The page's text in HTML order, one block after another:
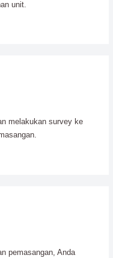
unit.
melakukan survey ke
pemasangan, Anda